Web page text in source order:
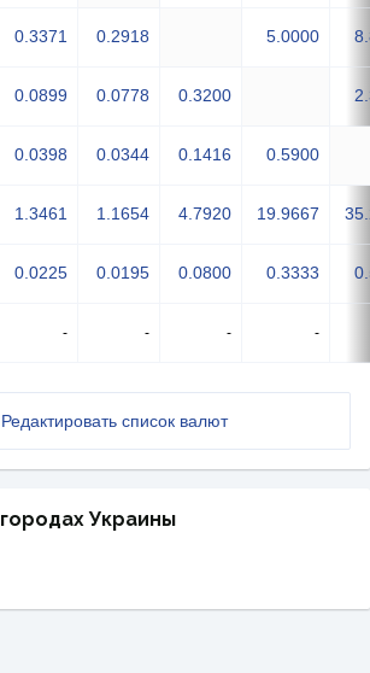
0.3371 0.2918 5.0000
0.0899 0.0778 0.3200
0.0398 0.0344 0.1416 0.5900
1.3461 1.1654 4.7920 19.9667
0.0225 0.0195 0.0800 0.3333
- - - -
Редактировать список валют
Украины